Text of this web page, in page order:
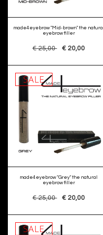
made4eyebrow "Mid-brown" the natural
eyebrow filler
€ 25,00 € 20,00
SALE
made4eyebrow "Grey" the natural
eyebrow filler
€ 25,00 € 20,00
SALE